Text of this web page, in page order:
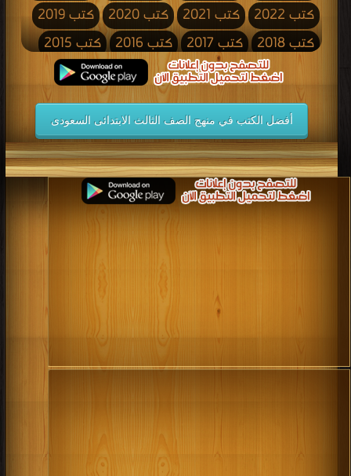
كتب 2022
كتب 2021 كتب 2020
كتب 2019
كتب 2018
كتب 2017 كتب 2016
كتب 2015
كتب 2013 كتب 2012
كتب 2011
كتب 2010
كتب 2009 كتب 2008
كتب 2007
كتب 2006
كتب 2005 كتب 2004
كتب 2003
كتب 2002
كتب 2001 كتب 2000
كتب 1999
كتب 1998
كتب 1997 كتب 1996
كتب 1995
كتب 1994
كتب 1993 كتب 1992
كتب 1991
كتب 1984
كتب 1981 كتب 1980
كتب 1979
كتب 1976
كتب 1975
كتب 1973
كتب 1964
كتب 1956 كتب 1955
أفضل الكتب في منهج الصف الثالث الابتدائى السعودى